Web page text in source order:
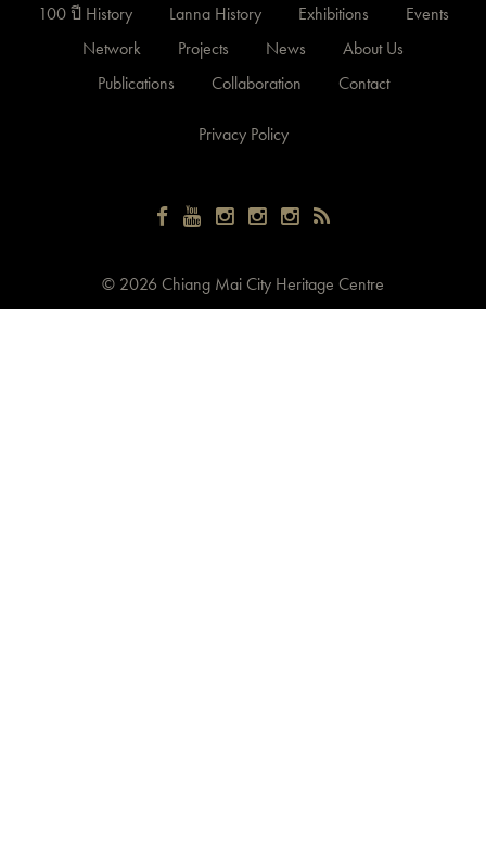
100 ปี History Lanna History Exhibitions
Events
Network
Projects News
About Us
Publications
Collaboration Contact
Privacy Policy
© 2026 Chiang Mai City Heritage Centre